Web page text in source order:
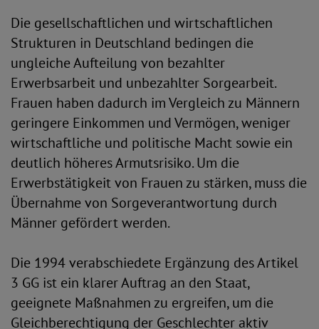
Die gesellschaftlichen und wirtschaftlichen
Strukturen in Deutschland bedingen die
ungleiche Aufteilung von bezahlter
Erwerbsarbeit und unbezahlter Sorgearbeit.
Frauen haben dadurch im Vergleich zu Männern
geringere Einkommen und Vermögen, weniger
wirtschaftliche und politische Macht sowie ein
deutlich höheres Armutsrisiko. Um die
Erwerbstätigkeit von Frauen zu stärken, muss die
Übernahme von Sorgeverantwortung durch
Männer gefördert werden.
Die 1994 verabschiedete Ergänzung des Artikel
3 GG ist ein klarer Auftrag an den Staat,
geeignete Maßnahmen zu ergreifen, um die
Gleichberechtigung der Geschlechter aktiv